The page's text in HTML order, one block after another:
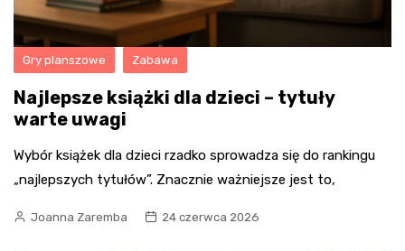
Gry planszowe Zabawa
Najlepsze książki dla dzieci – tytuły
warte uwagi
Wybór książek dla dzieci rzadko sprowadza się do rankingu
„najlepszych tytułów”. Znacznie ważniejsze jest to,
Joanna Zaremba 24 czerwca 2026